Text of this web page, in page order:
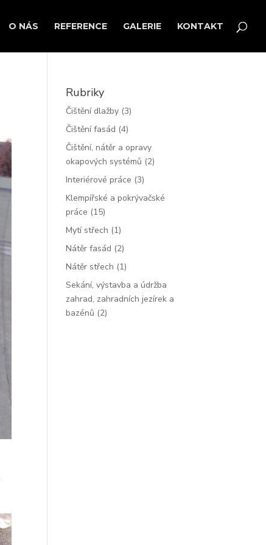
O NÁS REFERENCE GALERIE KONTAKT
Rubriky
Čištění dlažby (3)
Čištění fasád (4)
Čištění, nátěr a opravy
okapových systémů (2)
Interiérové práce (3)
Klempířské a pokrývačské
práce (15)
Mytí střech (1)
Nátěr fasád (2)
Nátěr střech (1)
Sekání, výstavba a údržba
zahrad, zahradních jezírek a
bazénů (2)